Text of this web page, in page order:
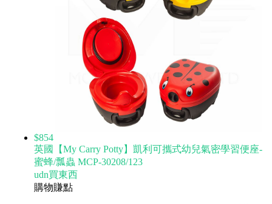
$854
英國【My Carry Potty】凱利可攜式幼兒氣密學習便座-
蜜蜂/瓢蟲 MCP-30208/123
udn買東西
購物賺點